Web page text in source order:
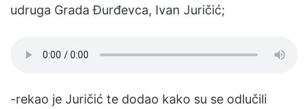
udruga Grada Đurđevca, Ivan Juričić;
-rekao je Juričić te dodao kako su se odlučili